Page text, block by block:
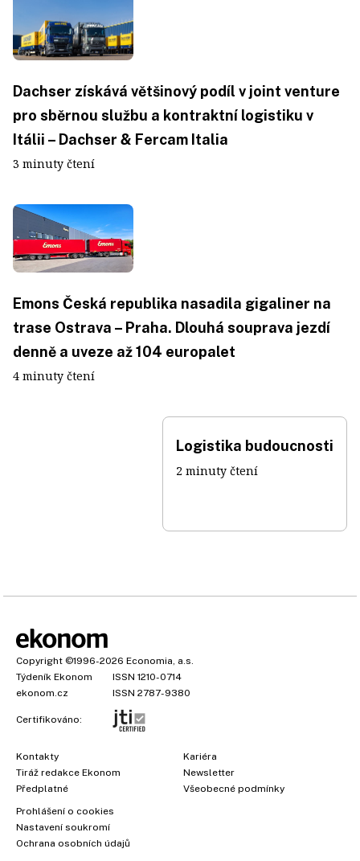
Dachser získává většinový podíl v joint venture
pro sběrnou službu a kontraktní logistiku v
Itálii – Dachser & Fercam Italia
3 minuty čtení
Emons Česká republika nasadila gigaliner na
trase Ostrava – Praha. Dlouhá souprava jezdí
denně a uveze až 104 europalet
4 minuty čtení
Logistika budoucnosti
2 minuty čtení
Copyright ©1996-2026 Economia, a.s.
Týdeník Ekonom
ISSN 1210-0714
ekonom.cz
ISSN 2787-9380
Certifikováno:
Kontakty
Tiráž redakce Ekonom
Předplatné
Kariéra
Newsletter
Všeobecné podmínky
Prohlášení o cookies
Nastavení soukromí
Ochrana osobních údajů